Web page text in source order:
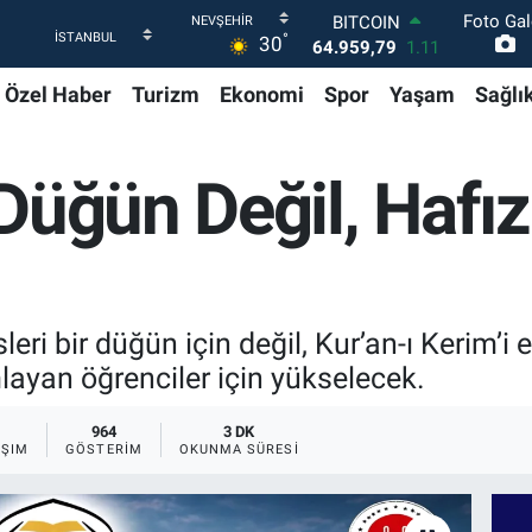
30°
DOLAR
47,7436
0.18
EURO
55,2510
0.32
6660.55
0.03
BİST100
13.779
Foto
Özel Haber Turizm Ekonomi Spor Yaşam
Değil,
bir düğün için değil, Kur’an-ı Kerim’i
öğrenciler için yükselecek.
964
GÖSTERIM
3 DK
OKUNMA SÜRESI